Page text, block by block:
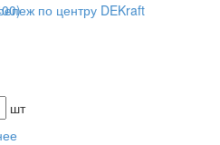
по центру DEKraft
шт